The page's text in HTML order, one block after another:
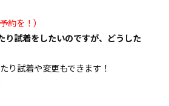
約を！）
り試着をしたいのですが、どうした
り試着や変更もできます！